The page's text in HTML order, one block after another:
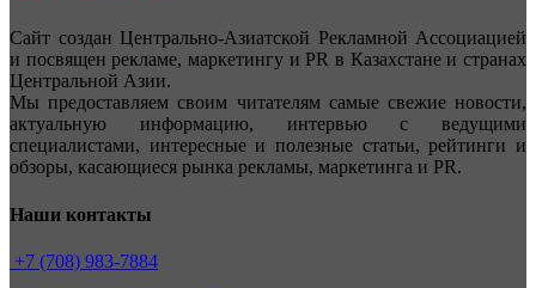
Сайт создан Центрально-Азиатской Рекламной Ассоциацией
и посвящен рекламе, маркетингу и PR в Казахстане и странах
Центральной Азии.
Мы предоставляем своим читателям самые свежие новости,
актуальную информацию, интервью с ведущими
специалистами, интересные и полезные статьи, рейтинги и
обзоры, касающиеся рынка рекламы, маркетинга и PR.
Наши контакты
+7 (708) 983-7884